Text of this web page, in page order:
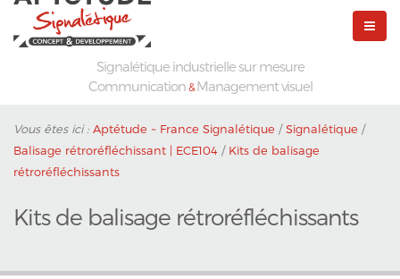
Signalétique industrielle sur mesure
Communication & Management visuel
Vous êtes ici : Aptétude ~ France Signalétique /Signalétique /
Balisage rétroréfléchissant | ECE104 / Kits de balisage
rétroréfléchissants
Kits de balisage rétroréfléchissants